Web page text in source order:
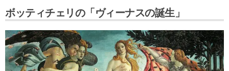
ボッティチェリの「ヴィーナスの誕生」